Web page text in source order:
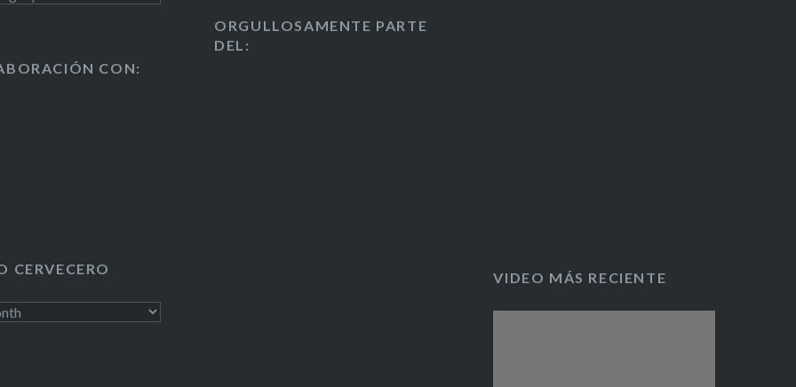
ORGULLOSAMENTE PARTE
DEL:
CON:
CERVECERO
VIDEO MÁS RECIENTE